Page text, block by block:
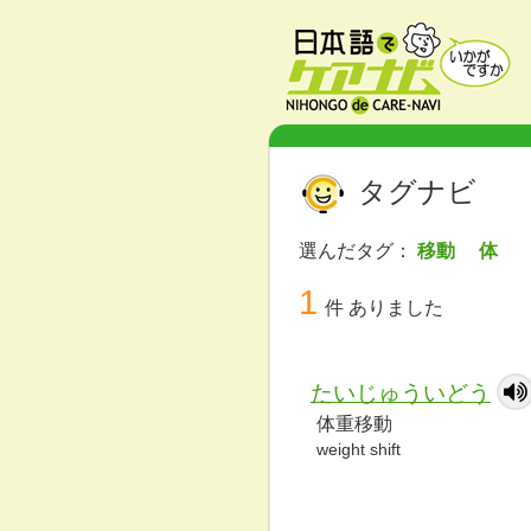
タグナビ
選んだタグ： 移動 体
1 件 ありました
たいじゅういどう
体重移動
weight shift